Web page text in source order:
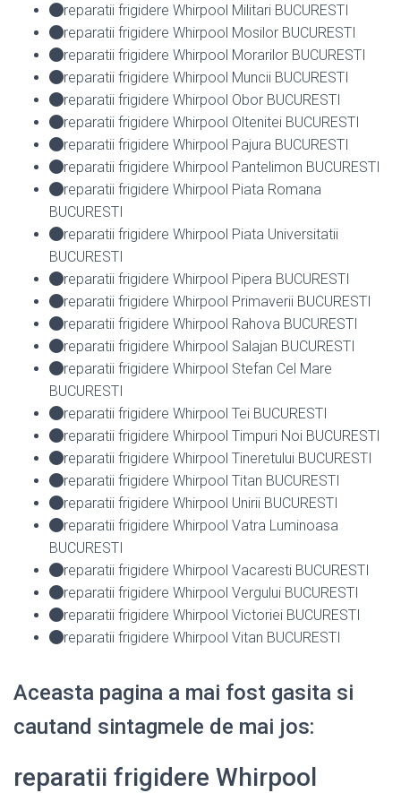
reparatii frigidere Whirpool Militari BUCURESTI
reparatii frigidere Whirpool Mosilor BUCURESTI
reparatii frigidere Whirpool Morarilor BUCURESTI
reparatii frigidere Whirpool Muncii BUCURESTI
reparatii frigidere Whirpool Obor BUCURESTI
reparatii frigidere Whirpool Oltenitei BUCURESTI
reparatii frigidere Whirpool Pajura BUCURESTI
reparatii frigidere Whirpool Pantelimon BUCURESTI
reparatii frigidere Whirpool Piata Romana
BUCURESTI
reparatii frigidere Whirpool Piata Universitatii
BUCURESTI
reparatii frigidere Whirpool Pipera BUCURESTI
reparatii frigidere Whirpool Primaverii BUCURESTI
reparatii frigidere Whirpool Rahova BUCURESTI
reparatii frigidere Whirpool Salajan BUCURESTI
reparatii frigidere Whirpool Stefan Cel Mare
BUCURESTI
reparatii frigidere Whirpool Tei BUCURESTI
reparatii frigidere Whirpool Timpuri Noi BUCURESTI
reparatii frigidere Whirpool Tineretului BUCURESTI
reparatii frigidere Whirpool Titan BUCURESTI
reparatii frigidere Whirpool Unirii BUCURESTI
reparatii frigidere Whirpool Vatra Luminoasa
BUCURESTI
reparatii frigidere Whirpool Vacaresti BUCURESTI
reparatii frigidere Whirpool Vergului BUCURESTI
reparatii frigidere Whirpool Victoriei BUCURESTI
reparatii frigidere Whirpool Vitan BUCURESTI
Aceasta pagina a mai fost gasita si
cautand sintagmele de mai jos:
reparatii frigidere Whirpool